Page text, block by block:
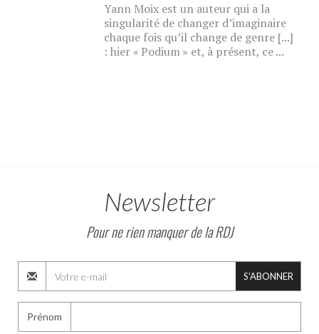
Yann Moix est un auteur qui a la
singularité de changer d’imaginaire
chaque fois qu’il change de genre [...]
: hier « Podium » et, à présent, ce ...
Newsletter
Pour ne rien manquer de la RDJ
S'ABONNER
Prénom